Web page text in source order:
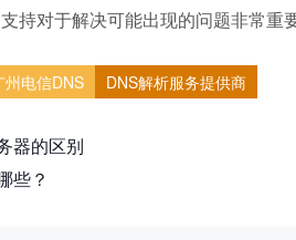
持对于解决可能出现的问题非常重
州电信DNS DNS解析服务提供商
器的区别
些？